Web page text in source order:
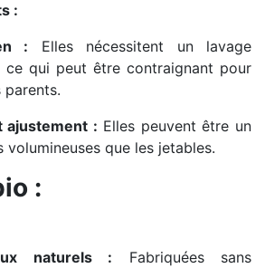
:
: Elles nécessitent un lavage
ce qui peut être contraignant pour
ajustement : Elles peuvent être un
volumineuses que les jetables.
:
naturels : Fabriquées sans